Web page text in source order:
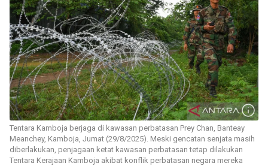
Tentara Kamboja berjaga di kawasan perbatasan Prey Chan, Banteay
Meanchey, Kamboja, Jumat (29/8/2025). Meski gencatan senjata masih
diberlakukan, penjagaan ketat kawasan perbatasan tetap dilakukan
Tentara Kerajaan Kamboja akibat konflik perbatasan negara mereka